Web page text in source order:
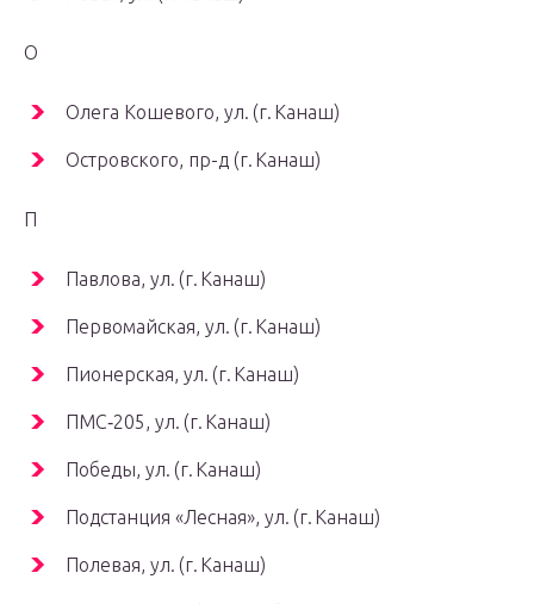
О
Олега Кошевого, ул. (г. Канаш)
Островского, пр-д (г. Канаш)
П
Павлова, ул. (г. Канаш)
Первомайская, ул. (г. Канаш)
Пионерская, ул. (г. Канаш)
ПМС‑205, ул. (г. Канаш)
Победы, ул. (г. Канаш)
Подстанция «Лесная», ул. (г. Канаш)
Полевая, ул. (г. Канаш)